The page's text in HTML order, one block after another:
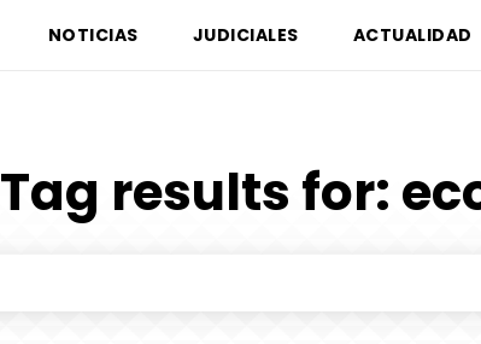
NOTICIAS JUDICIALES ACTUALIDAD
Tag results for: